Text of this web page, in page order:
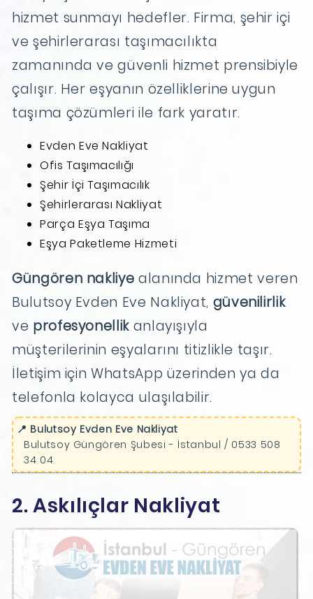
hizmet sunmayı hedefler. Firma, şehir içi
ve şehirlerarası taşımacılıkta
zamanında ve güvenli hizmet prensibiyle
çalışır. Her eşyanın özelliklerine uygun
taşıma çözümleri ile fark yaratır.
Evden Eve Nakliyat
Ofis Taşımacılığı
Şehir İçi Taşımacılık
Şehirlerarası Nakliyat
Parça Eşya Taşıma
Eşya Paketleme Hizmeti
Güngören nakliye alanında hizmet veren
Bulutsoy Evden Eve Nakliyat, güvenilirlik
ve profesyonellikanlayışıyla
müşterilerinin eşyalarını titizlikle taşır.
İletişim için WhatsApp üzerinden ya da
telefonla kolayca ulaşılabilir.
📍 Bulutsoy Evden Eve Nakliyat
Bulutsoy Güngören Şubesi - İstanbul / 0533 508
34 04
2. Askılıçlar Nakliyat